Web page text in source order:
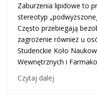
Zaburzenia lipidowe to
stereotyp
Często przebiegają
zagrożenie również u
Studenckie Koło
Wewnętrznych i
Czytaj dalej